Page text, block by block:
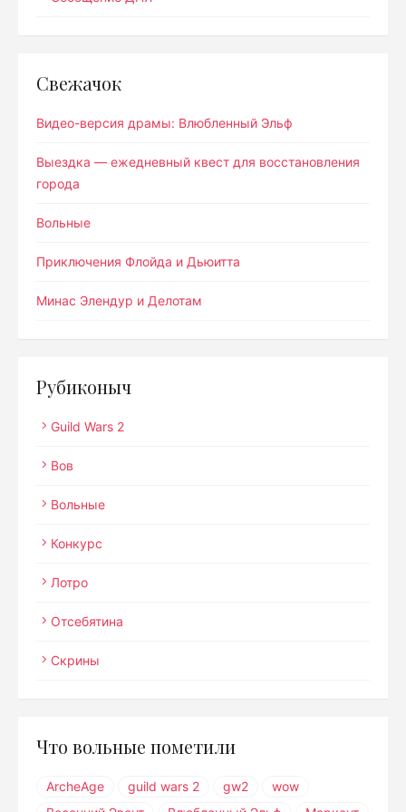
Свежачок
Видео-версия драмы: Влюбленный Эльф
Выездка — ежедневный квест для восстановления
города
Вольные
Приключения Флойда и Дьюитта
Минас Элендур и Делотам
Рубиконыч
Guild Wars 2
Вов
Вольные
Конкурс
Лотро
Отсебятина
Скрины
Что вольные пометили
ArcheAge guild wars 2 gw2
wow